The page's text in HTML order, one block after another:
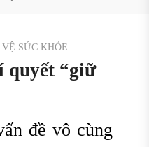
SỨC KHỎE
quyết “giữ
đề vô cùng